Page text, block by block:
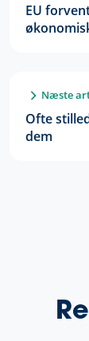
EU
Næste
Ofte
dem